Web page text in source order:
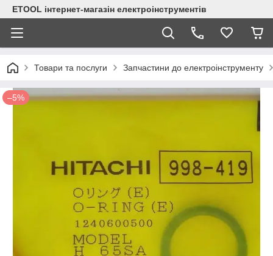
ETOOL інтернет-магазін електроінструментів
Товари та послуги Запчастини до електроінструменту
–5%